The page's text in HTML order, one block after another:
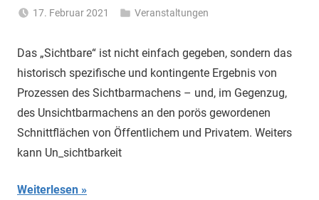
17. Februar 2021
Gerhalter
Veranstaltungen
Das „Sichtbare“ ist nicht einfach gegeben, sondern das
historisch spezifische und kontingente Ergebnis von
Prozessen des Sichtbarmachens – und, im Gegenzug,
des Unsichtbarmachens an den porös gewordenen
Schnittflächen von Öffentlichem und Privatem. Weiters
kann Un_sichtbarkeit
Weiterlesen